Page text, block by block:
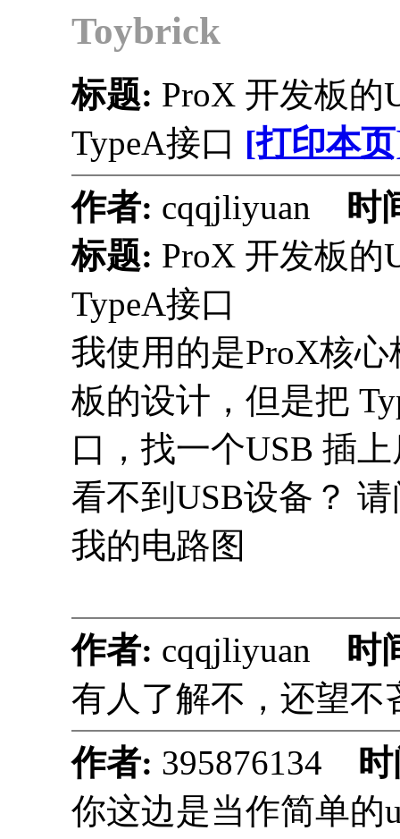
Toybrick
标题: ProX 开发板的
TypeA接口 [打印本
作者: cqqjliyuan 时
标题: ProX 开发板的
TypeA接口
我使用的是ProX核
板的设计，但是把
口，找一个USB 插
看不到USB设备？
我的电路图
作者: cqqjliyuan 时
有人了解不，还望不
作者: 395876134
你这边是当作简单的